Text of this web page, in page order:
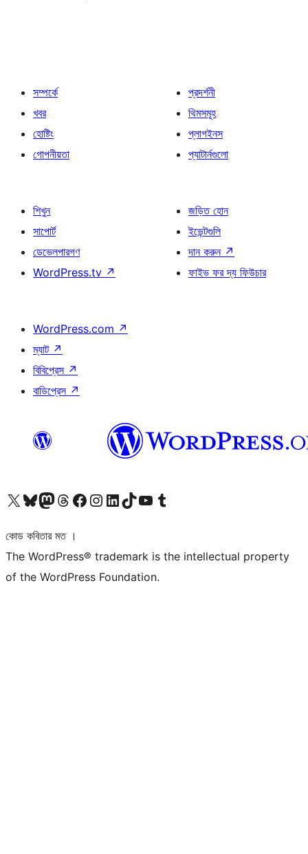
সম্পর্কে
খবর
হোষ্টিং
গোপনীয়তা
প্রদর্শনী
থিমসমূহ
প্লাগইনস
প্যাটার্নগুলো
শিখুন
সাপোর্ট
ডেভেলপারগণ
WordPress.tv ↗
জড়িত হোন
ইভেন্টগুলি
দান করুন ↗
ফাইভ ফর দ্য ফিউচার
WordPress.com ↗
ম্যাট ↗
বিবিপ্রেস ↗
বাডিপ্রেস ↗
আমাদের X (আগের টুইটার) অ্যাকাউন্টে যানআমাদের Bluesky অ্যাকাউন্টটি দেখুনআমাদের মাস্টোডন অ্যাকাউন্টটি দেখুনআমাদের থ্রেডস অ্যাকাউন্টটি দেখুনআমাদের ফেসবুক পেজ দেখুনআমাদের ইন্সটাগ্রাম অ্যাকাউন্ট দেখুনআমাদের লিঙ্কডইন অ্যাকাউন্টে যানআমাদের TikTok অ্যাকাউন্টটি দেখুনআমাদের ইউটিউব চ্যানেলে যান আমাদের টাম্বলার অ্যাকাউন্ট দেখুন
কোড কবিতার মত ।
The WordPress® trademark is the intellectual property
of the WordPress Foundation.